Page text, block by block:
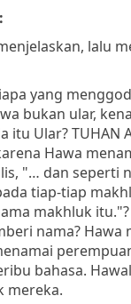
lalu
yang
bukan ular,
itu Ular? TUHAN
Hawa
"… dan seperti
tiap-tiap
makhluk
nama? Hawa
bahasa.
mereka.